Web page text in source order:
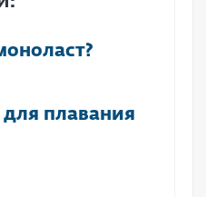
плавания